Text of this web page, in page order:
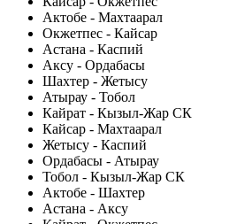
Актобе - Махтаарал
Окжетпес - Кайсар
Астана - Каспий
Аксу - Ордабасы
Шахтер - Жетысу
Атырау - Тобол
Кайрат - Кызыл-Жар СК
Кайсар - Махтаарал
Жетысу - Каспий
Ордабасы - Атырау
Тобол - Кызыл-Жар СК
Актобе - Шахтер
Астана - Аксу